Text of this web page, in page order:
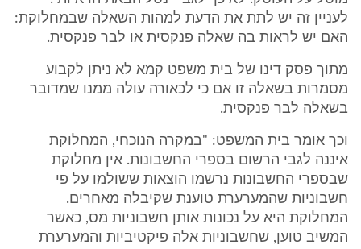
לעניין זה יש לתת את הדעת למהות השאלה שבמחלוקת:
האם יש לראות בה שאלה פנקסית או לבר פנקסית.
מתוך פסק דינו של בית משפט קמא לא ניתן לקבוע
מסמרות בשאלה זו אם כי לכאורה עולה ממנו שמדובר
בשאלה לבר פנקסית.
וכך אומר בית המשפט: "במקרה הנוכחי, המחלוקת
איננה לגבי הרשום בספרי החשבונות. אין מחלוקת
שבספרי החשבונות נרשמו הוצאות ששולמו על פי
חשבוניות שהמערערת טוענת שקיבלה מאחרים.
המחלוקת היא על נכונות אותן חשבוניות מס, כאשר
המשיב טוען, שחשבוניות אלה פיקטיביות והמערערת